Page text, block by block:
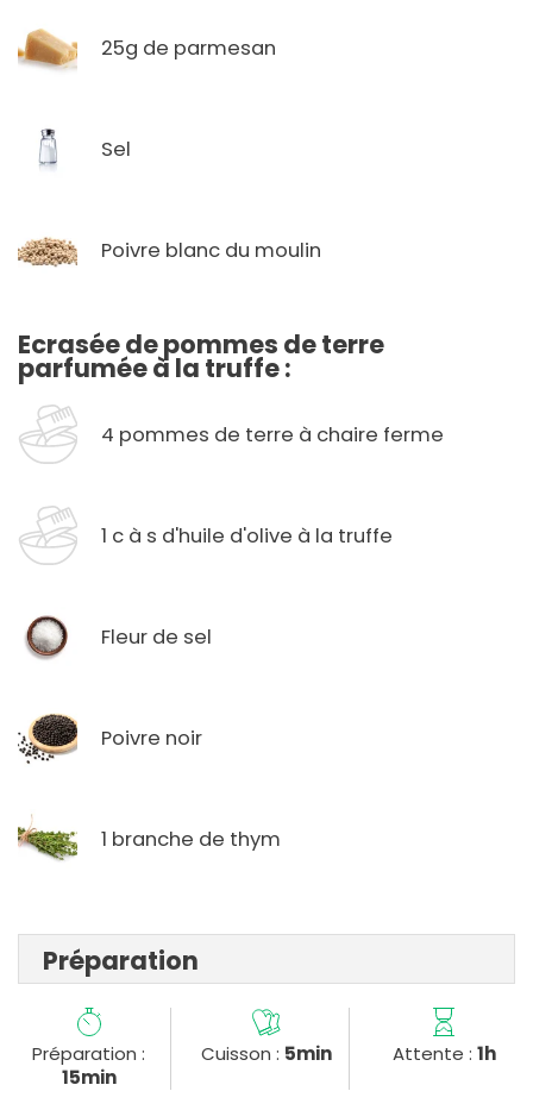
25g de parmesan
Sel
Poivre blanc du moulin
Ecrasée de pommes de terre
parfumée à la truffe :
4 pommes de terre à chaire ferme
1 c à s d'huile d'olive à la truffe
Fleur de sel
Poivre noir
1 branche de thym
Préparation
Préparation :
15min
Cuisson : 5min Attente : 1h